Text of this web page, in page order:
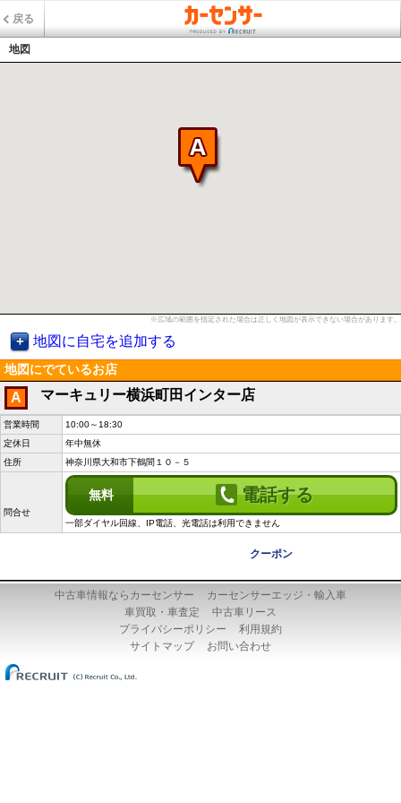
戻る
地図
※広域の範囲を指定された場合は正しく地図が表示できない場合があります。
地図に自宅を追加する
地図にでているお店
A マーキュリー横浜町田インター店
営業時間
10:00～18:30
定休日
年中無休
住所
神奈川県大和市下鶴間１０－５
問合せ
無料 電話する
一部ダイヤル回線、IP電話、光電話は利用できません
クーポン
中古車情報ならカーセンサー
カーセンサーエッジ・輸入車
車買取・車査定
中古車リース
プライバシーポリシー
利用規約
サイトマップ
お問い合わせ